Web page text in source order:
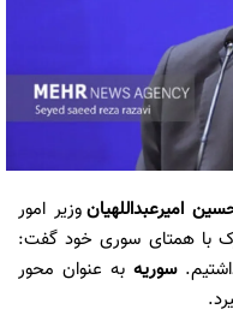
امیرعبداللهیانوزیر امور
با همتای سوری خود گفت:
سوریه به عنوان محور